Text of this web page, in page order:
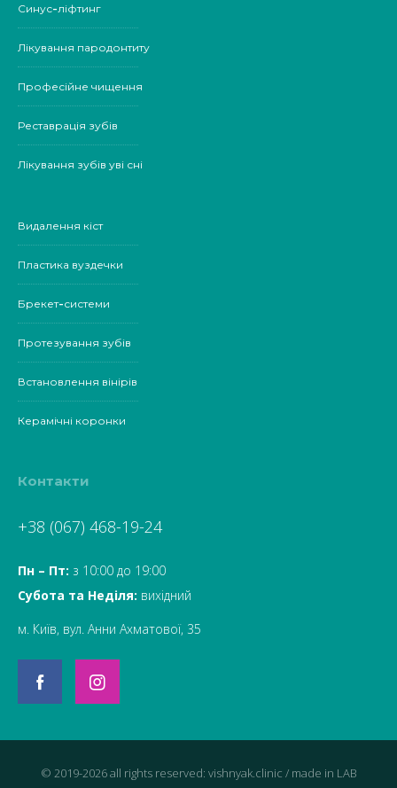
Синус-ліфтинг
Лікування пародонтиту
Професійне чищення
Реставрація зубів
Лікування зубів уві сні
Видалення кіст
Пластика вуздечки
Брекет-системи
Протезування зубів
Встановлення вінірів
Керамічні коронки
Контакти
+38 (067) 468-19-24
Пн – Пт: з 10:00 до 19:00
Субота та Неділя: вихідний
м. Київ, вул. Анни Ахматової, 35
© 2019-2026 all rights reserved: vishnyak.clinic / made in LAB